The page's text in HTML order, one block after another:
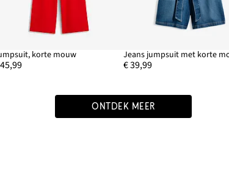
korte mouw
€ 39,99
ONTDEK MEER